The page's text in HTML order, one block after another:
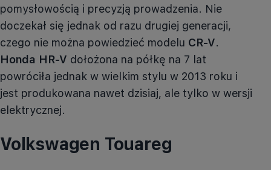
pomysłowością i precyzją prowadzenia. Nie
doczekał się jednak od razu drugiej generacji,
czego nie można powiedzieć modelu CR-V.
Honda HR-V dołożona na półkę na 7 lat
powróciła jednak w wielkim stylu w 2013 roku i
jest produkowana nawet dzisiaj, ale tylko w wersji
elektrycznej.
Volkswagen Touareg